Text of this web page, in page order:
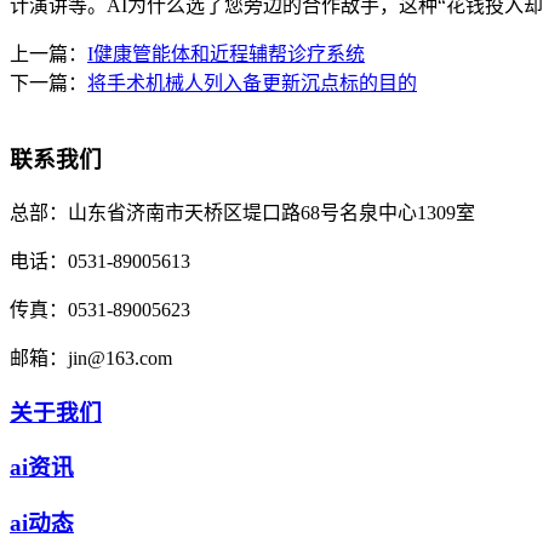
计演讲等。AI为什么选了您旁边的合作敌手，这种“花钱投入
上一篇： I健康管能体和近程辅帮诊疗系统
下一篇： 将手术机械人列入备更新沉点标的目的
联系我们
总部： 山东省济南市天桥区堤口路68号名泉中心1309室
电话： 0531-89005613
传真： 0531-89005623
邮箱： jin@163.com
关于我们
ai资讯
ai动态